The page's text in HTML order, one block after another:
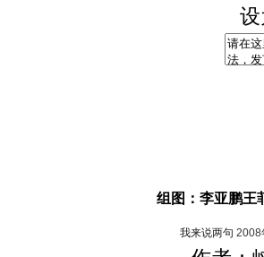
组图：李亚鹏王
我来说两句 2008